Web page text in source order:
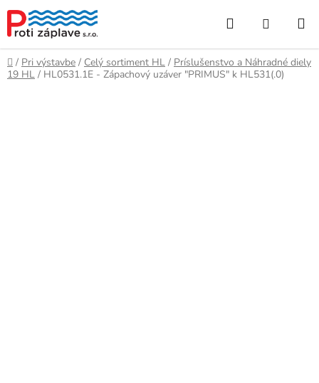
obsah
Hľadať
KOŠÍK
Domov
/ Pri výstavbe / Celý sortiment HL / Príslušenstvo a Náhradné diely
19 HL / HL0531.1E - Zápachový uzáver "PRIMUS" k HL531(.0)